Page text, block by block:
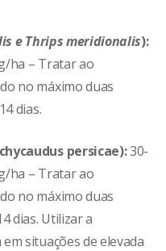
e Thrips meridionalis):
ha – Tratar ao
no máximo duas
dias.
persicae):30-
ha – Tratar ao
no máximo duas
dias. Utilizar a
situações de elevada